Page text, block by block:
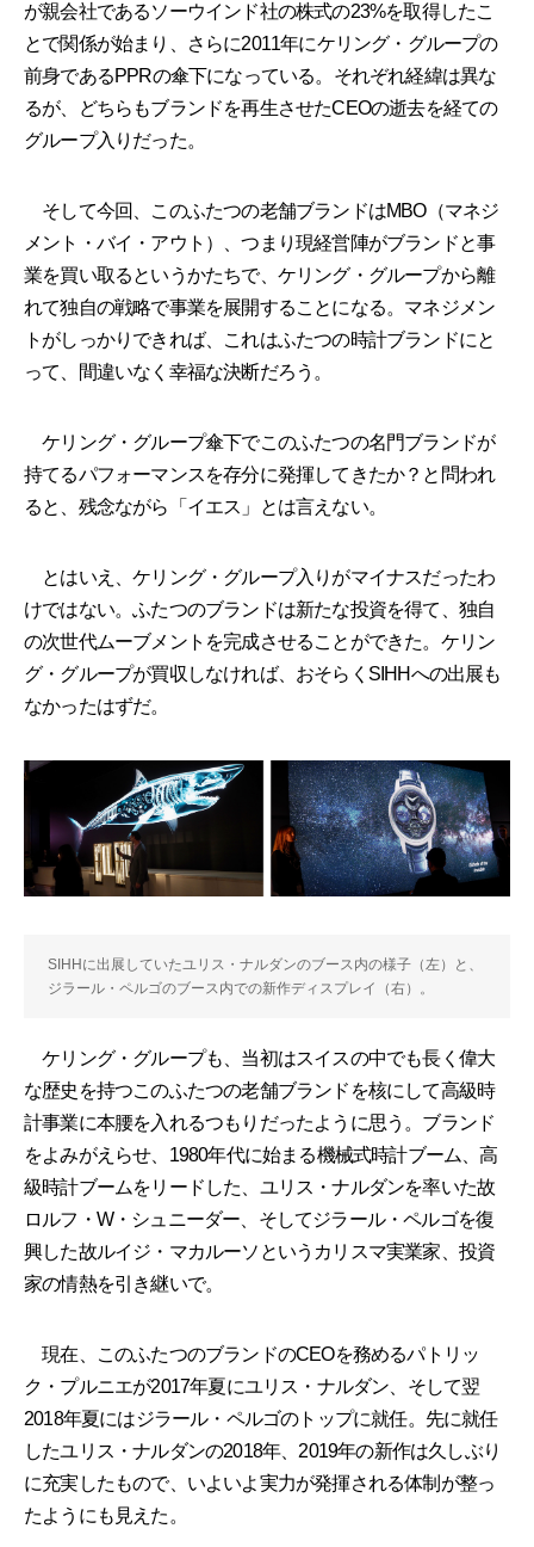
が親会社であるソーウインド社の株式の23%を取得したこ
とで関係が始まり、さらに2011年にケリング・グループの
前身であるPPRの傘下になっている。それぞれ経緯は異な
るが、どちらもブランドを再生させたCEOの逝去を経ての
グループ入りだった。
そして今回、このふたつの老舗ブランドはMBO（マネジ
メント・バイ・アウト）、つまり現経営陣がブランドと事
業を買い取るというかたちで、ケリング・グループから離
れて独自の戦略で事業を展開することになる。マネジメン
トがしっかりできれば、これはふたつの時計ブランドにと
って、間違いなく幸福な決断だろう。
ケリング・グループ傘下でこのふたつの名門ブランドが
持てるパフォーマンスを存分に発揮してきたか？と問われ
ると、残念ながら「イエス」とは言えない。
とはいえ、ケリング・グループ入りがマイナスだったわ
けではない。ふたつのブランドは新たな投資を得て、独自
の次世代ムーブメントを完成させることができた。ケリン
グ・グループが買収しなければ、おそらくSIHHへの出展も
なかったはずだ。
SIHHに出展していたユリス・ナルダンのブース内の様子（左）と、
ジラール・ペルゴのブース内での新作ディスプレイ（右）。
ケリング・グループも、当初はスイスの中でも長く偉大
な歴史を持つこのふたつの老舗ブランドを核にして高級時
計事業に本腰を入れるつもりだったように思う。ブランド
をよみがえらせ、1980年代に始まる機械式時計ブーム、高
級時計ブームをリードした、ユリス・ナルダンを率いた故
ロルフ・W・シュニーダー、そしてジラール・ペルゴを復
興した故ルイジ・マカルーソというカリスマ実業家、投資
家の情熱を引き継いで。
現在、このふたつのブランドのCEOを務めるパトリッ
ク・プルニエが2017年夏にユリス・ナルダン、そして翌
2018年夏にはジラール・ペルゴのトップに就任。先に就任
したユリス・ナルダンの2018年、2019年の新作は久しぶり
に充実したもので、いよいよ実力が発揮される体制が整っ
たようにも見えた。